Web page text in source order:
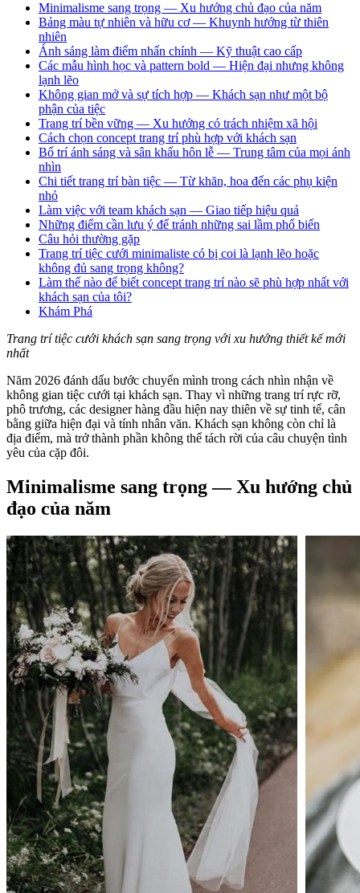
Minimalisme sang trọng — Xu hướng chủ đạo của năm
Bảng màu tự nhiên và hữu cơ — Khuynh hướng từ thiên
nhiên
Ánh sáng làm điểm nhấn chính — Kỹ thuật cao cấp
Các mẫu hình học và pattern bold — Hiện đại nhưng không
lạnh lẽo
Không gian mở và sự tích hợp — Khách sạn như một bộ
phận của tiệc
Trang trí bền vững — Xu hướng có trách nhiệm xã hội
Cách chọn concept trang trí phù hợp với khách sạn
Bố trí ánh sáng và sân khấu hôn lễ — Trung tâm của mọi ánh
nhìn
Chi tiết trang trí bàn tiệc — Từ khăn, hoa đến các phụ kiện
nhỏ
Làm việc với team khách sạn — Giao tiếp hiệu quả
Những điểm cần lưu ý để tránh những sai lầm phổ biến
Câu hỏi thường gặp
Trang trí tiệc cưới minimaliste có bị coi là lạnh lẽo hoặc
không đủ sang trọng không?
Làm thế nào để biết concept trang trí nào sẽ phù hợp nhất với
khách sạn của tôi?
Khám Phá
Trang trí tiệc cưới khách sạn sang trọng với xu hướng thiết kế mới
nhất
Năm 2026 đánh dấu bước chuyển mình trong cách nhìn nhận về
không gian tiệc cưới tại khách sạn. Thay vì những trang trí rực rỡ,
phô trương, các designer hàng đầu hiện nay thiên về sự tinh tế, cân
bằng giữa hiện đại và tính nhân văn. Khách sạn không còn chỉ là
địa điểm, mà trở thành phần không thể tách rời của câu chuyện tình
yêu của cặp đôi.
Minimalisme sang trọng — Xu hướng chủ
đạo của năm